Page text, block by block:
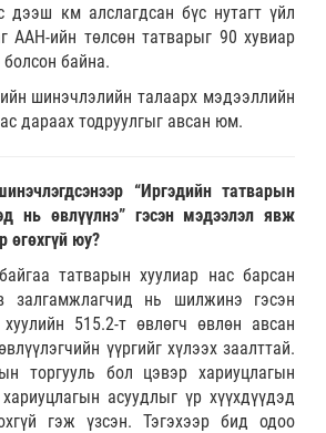
дээш км алслагдсан бүс нутагт үйл
ААН-ийн төлсөн татварыг 90 хувиар
болсон байна.
шинэчлэлийн талаарх мэдээллийн
дараах тодруулгыг авсан юм.
“Иргэдийн татварын
нь өвлүүлнэ” гэсэн мэдээлэл явж
өгөхгүй юу?
татварын хуулиар нас барсан
залгамжлагчид нь шилжинэ гэсэн
515.2-т өвлөгч өвлөн авсан
үүргийг хүлээх заалттай.
торгууль бол цэвэр хариуцлагын
асуудлыг үр хүүхдүүдэд
гэж үзсэн. Тэгэхээр бид одоо